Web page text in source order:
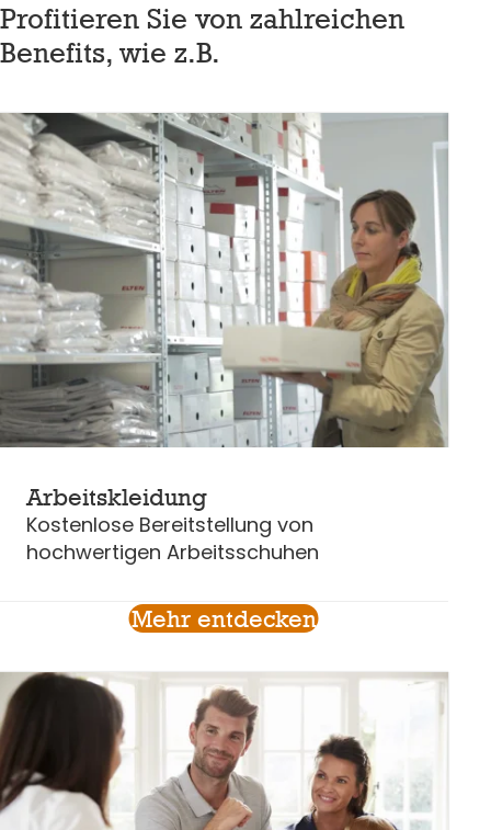
Profitieren Sie von zahlreichen
Benefits, wie z.B.
Arbeitskleidung
Kostenlose Bereitstellung von
hochwertigen Arbeitsschuhen
Mehr entdecken